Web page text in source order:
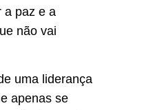
a paz e a
não vai
uma liderança
apenas se